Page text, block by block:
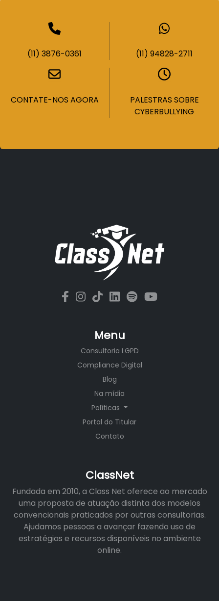
(11) 3876-0361 (11) 94828-2711
CONTATE-NOS AGORA
PALESTRAS SOBRE
CYBERBULLYING
Menu
Consultoria LGPD
Compliance Digital
Blog
Na mídia
Políticas
Portal do Titular
Contato
ClassNet
Fundada em 2010, a Class Net oferece ao mercado
uma proposta de atuação distinta dos modelos
convencionais praticados por outras consultorias.
Ajudamos pessoas a avançar fazendo uso de
estratégias e recursos disponíveis no ambiente
online.